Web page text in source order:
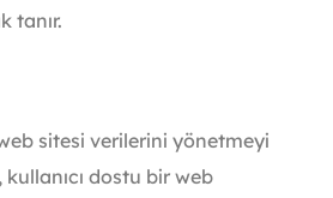
tanır.
sitesi verilerini yönetmeyi
dostu bir web